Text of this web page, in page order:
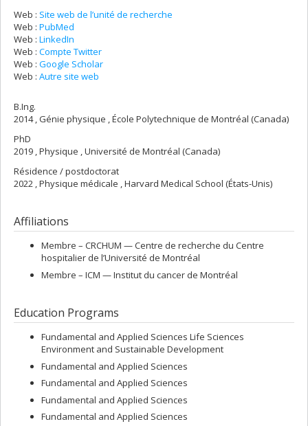
Web : Site web de l’unité de recherche
Web : PubMed
Web : LinkedIn
Web : Compte Twitter
Web : Google Scholar
Web : Autre site web
B.Ing.
2014 , Génie physique , École Polytechnique de Montréal (Canada)
PhD
2019 , Physique , Université de Montréal (Canada)
Résidence / postdoctorat
2022 , Physique médicale , Harvard Medical School (États-Unis)
Affiliations
Membre – CRCHUM — Centre de recherche du Centre
hospitalier de l’Université de Montréal
Membre – ICM — Institut du cancer de Montréal
Education Programs
Fundamental and Applied Sciences Life Sciences
Environment and Sustainable Development
Fundamental and Applied Sciences
Fundamental and Applied Sciences
Fundamental and Applied Sciences
Fundamental and Applied Sciences